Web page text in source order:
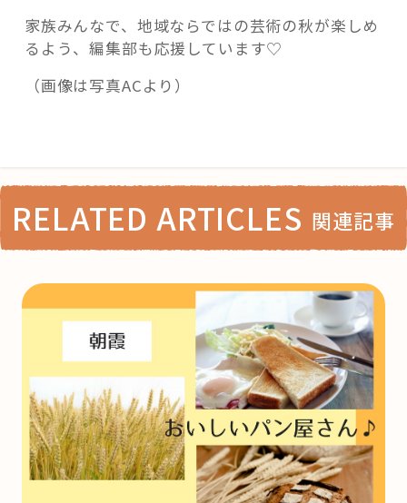
家族みんなで、地域ならではの芸術の秋が楽しめ
るよう、編集部も応援しています♡
（画像は写真ACより）
RELATED ARTICLES 関連記事